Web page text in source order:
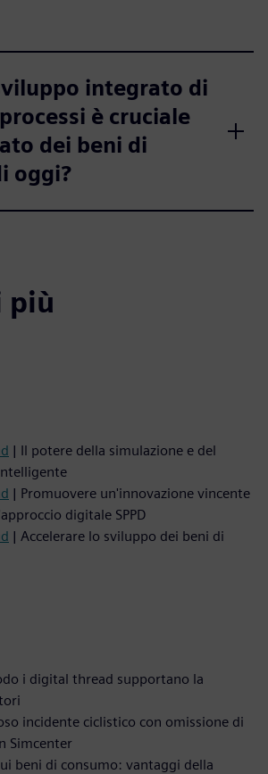
integrato di
è cruciale
dei beni di
oggi?
più
| Il potere della simulazione e del
| Promuovere un'innovazione vincente
digitale SPPD
| Accelerare lo sviluppo dei beni di
i digital thread supportano la
incidente ciclistico con omissione di
Simcenter
beni di consumo: vantaggi della